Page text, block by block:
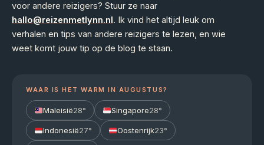
voor andere reizigers? Stuur ze naar
hallo@reizenmetlynn.nl. Ik vind het altijd leuk om
verhalen en tips van andere reizigers te lezen, en wie
weet komt jouw tip op de blog te staan.
WAAR IS HET WARM IN AUGUSTUS?
Maleisië28° Singapore28°
Indonesië27° Oostenrijk23°